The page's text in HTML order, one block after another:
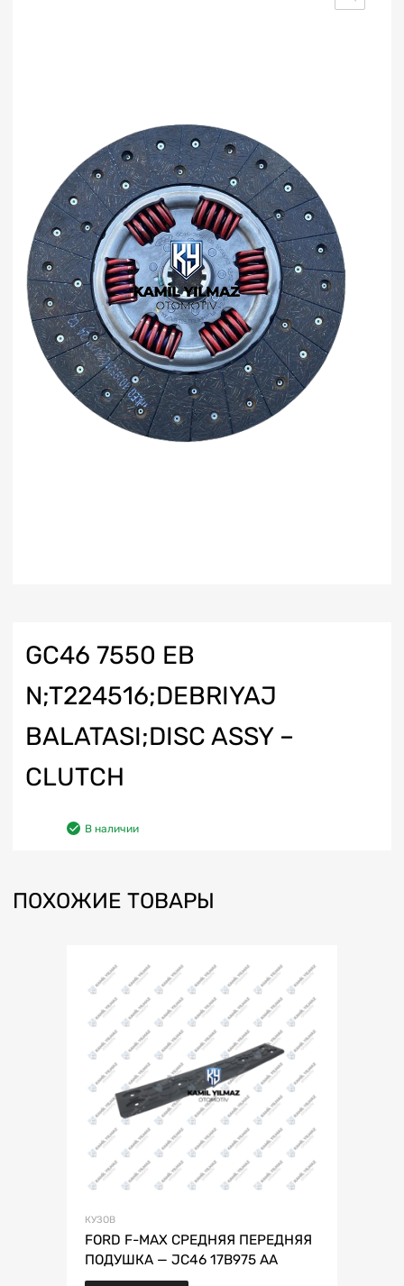
GC46 7550 EB
N;T224516;DEBRIYAJ
BALATASI;DISC ASSY –
CLUTCH
В наличии
ПОХОЖИЕ ТОВАРЫ
КУЗОВ
FORD F-MAX СРЕДНЯЯ ПЕРЕДНЯЯ
ПОДУШКА — JC46 17B975 AA